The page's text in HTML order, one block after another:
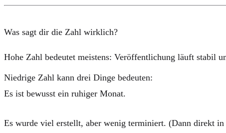
Was sagt dir die Zahl wirklich?
Hohe Zahl bedeutet meistens: Veröffentlichung läuft stabil
Niedrige Zahl kann drei Dinge bedeuten:
Es ist bewusst ein ruhiger Monat.
Es wurde viel erstellt, aber wenig terminiert. (Dann direkt in